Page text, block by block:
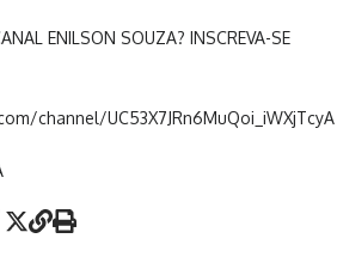
ENILSON SOUZA? INSCREVA-SE
channel/UC53X7JRn6MuQoi_iWXjTcyA